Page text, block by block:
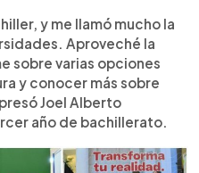
y me llamó mucho la
Aproveché la
sobre varias opciones
y conocer más sobre
Joel Alberto
año de bachillerato.